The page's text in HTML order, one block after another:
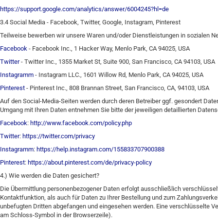
https://support.google.com/analytics/answer/6004245?hl=de
3.4 Social Media - Facebook, Twitter, Google, Instagram, Pinterest
Teilweise bewerben wir unsere Waren und/oder Dienstleistungen in sozialen
Facebook - Facebook Inc., 1 Hacker Way, Menlo Park, CA 94025, USA
Twitter- Twitter Inc., 1355 Market St, Suite 900, San Francisco, CA 94103, USA
Instagramm - Instagram LLC., 1601 Willow Rd, Menlo Park, CA 94025, USA
Pinterest - Pinterest Inc., 808 Brannan Street, San Francisco, CA, 94103, USA
Auf den Social-Media-Seiten werden durch deren Betreiber ggf. gesondert
Umgang mit Ihren Daten entnehmen Sie bitte der jeweiligen detaillierten
Facebook: http://www.facebook.com/policy.php
Twitter: https://twitter.com/privacy
Instagramm: https://help.instagram.com/155833707900388
Pinterest: https://about.pinterest.com/de/privacy-policy
4.) Wie werden die Daten gesichert?
Die Übermittlung personenbezogener Daten erfolgt ausschließlich
Kontaktfunktion, als auch für Daten zu Ihrer Bestellung und zum
unbefugten Dritten abgefangen und eingesehen werden. Eine verschlüsselte
am Schloss-Symbol in der Browserzeile).